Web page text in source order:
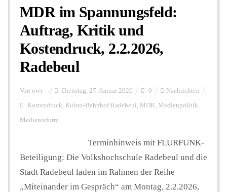
Personalien
Hintergrund
FUNKTURM-Beiträge
Seminare
MDR im Spannungsfeld:
Auftrag, Kritik und
Kostendruck, 2.2.2026,
Radebeul
Von owy Dienstag, 27. Januar 2026 0 Nachrichten
Kostendruck, Kultur-Bahnhof Radebeul , MDR, Medienpolitik,
Medienreform
Terminhinweis mit FLURFUNK-
Beteiligung: Die Volkshochschule Radebeul und die
Stadt Radebeul laden im Rahmen der Reihe
„Miteinander im Gespräch“ am Montag, 2.2.2026,